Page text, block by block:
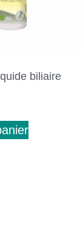
biliaire